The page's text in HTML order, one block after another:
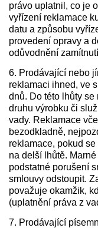
právo uplatnil, co je
vyřízení reklamace
datu a způsobu
provedení opravy a
odůvodnění
6. Prodávající nebo
reklamaci ihned, ve
dnů. Do této lhůty
druhu výrobku či
vady. Reklamace
bezodkladně,
reklamace, pokud
na delší lhůtě.
podstatné porušení
smlouvy odstoupit.
považuje okamžik,
(uplatnění práva z
7. Prodávající